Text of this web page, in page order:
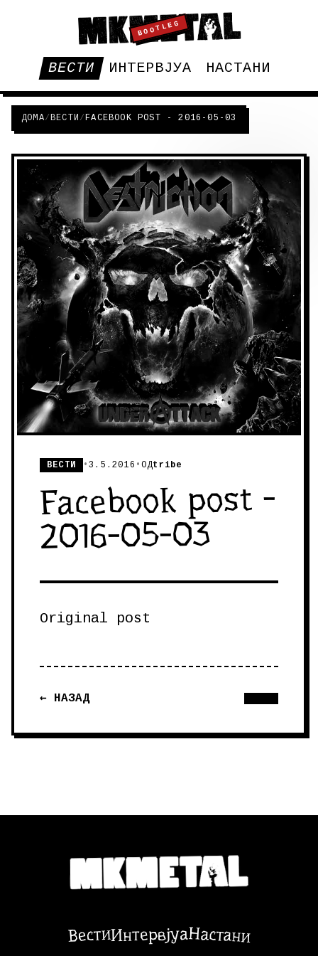
BOOTLEG
ВЕСТИ ИНТЕРВЈУА НАСТАНИ
ДОМА/ВЕСТИ /FACEBOOK POST - 2016-05-03
ВЕСТИ •3.5.2016 •ОДtribe
Facebook post -
2016-05-03
Original post
← НАЗАД
ВестиИнтервјуаНастани